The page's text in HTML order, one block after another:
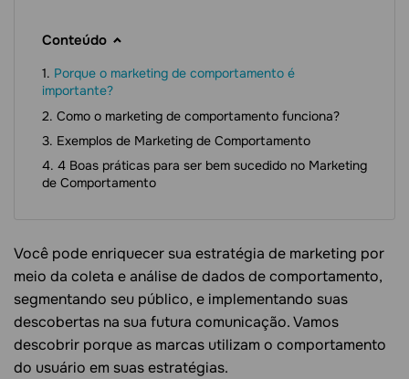
Conteúdo
Porque o marketing de comportamento é
importante?
Como o marketing de comportamento funciona?
Exemplos de Marketing de Comportamento
4 Boas práticas para ser bem sucedido no Marketing
de Comportamento
Você pode enriquecer sua estratégia de marketing por
meio da coleta e análise de dados de comportamento,
segmentando seu público, e implementando suas
descobertas na sua futura comunicação. Vamos
descobrir porque as marcas utilizam o comportamento
do usuário em suas estratégias.